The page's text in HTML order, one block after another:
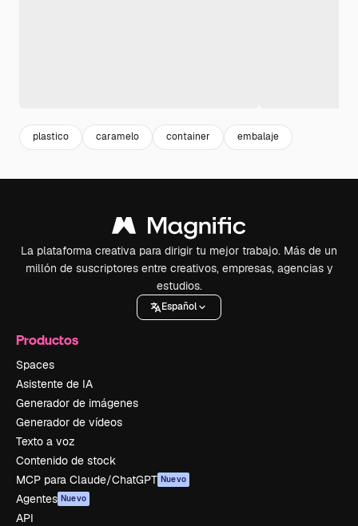
plastico caramelo container embalaje
La plataforma creativa para dirigir tu mejor trabajo. Más de un
millón de suscriptores entre creativos, empresas, agencias y
estudios.
Español
Productos
Spaces
Asistente de IA
Generador de imágenes
Generador de vídeos
Texto a voz
Contenido de stock
MCP para Claude/ChatGPT Nuevo
Agentes Nuevo
API